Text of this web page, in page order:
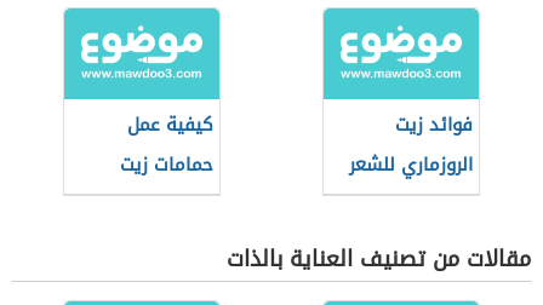
فوائد زيت
الروزماري للشعر
كيفية عمل
حمامات زيت
للشعر
مقالات من تصنيف العناية بالذات